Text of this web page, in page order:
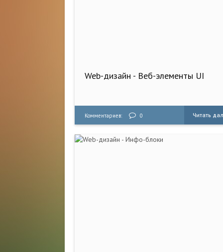
Web-дизайн - Веб-элементы UI
Комментариев: 0 Читать